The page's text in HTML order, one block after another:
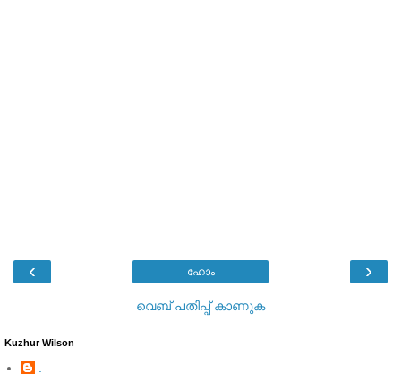
‹ ›
ഹോം
വെബ് പതിപ്പ് കാണുക
Kuzhur Wilson
.